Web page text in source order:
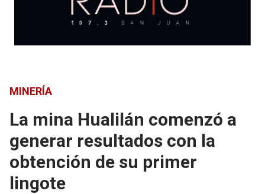
MINERÍA
La mina Hualilán comenzó a
generar resultados con la
obtención de su primer
lingote